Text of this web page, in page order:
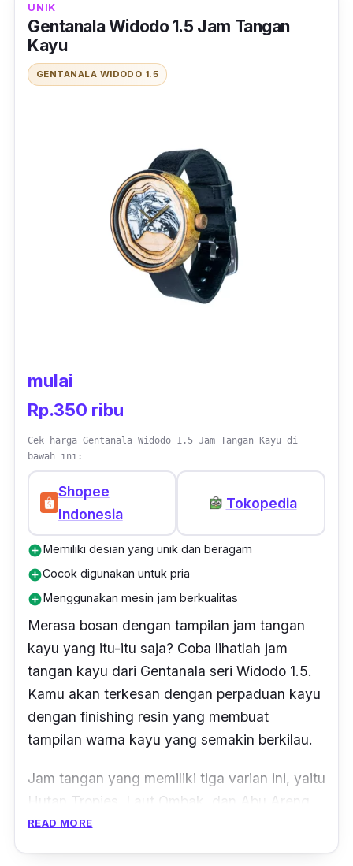
leather. Atau kamu adalah orang yang
periang, varian Tosca mix leather bisa jadi
pilihan yang tepat.
untuk pergelangan tangan wanita. Walaupun
untuk pria yang memiliki pergelangan kecil,
juga cocok menggunakan jam tangan kayu
UNIK
Gentanala Widodo 1.5 Jam Tangan
Kayu
GENTANALA WIDODO 1.5
mulai
Rp.350 ribu
Cek harga Gentanala Widodo 1.5 Jam Tangan Kayu di
bawah ini:
Shopee
Indonesia
Tokopedia
add_circleMemiliki desian yang unik dan beragam
add_circleCocok digunakan untuk pria
add_circleMenggunakan mesin jam berkualitas
Merasa bosan dengan tampilan jam tangan
kayu yang itu-itu saja? Coba lihatlah jam
tangan kayu dari Gentanala seri Widodo 1.5.
Kamu akan terkesan dengan perpaduan kayu
dengan finishing resin yang membuat
tampilan warna kayu yang semakin berkilau.
Jam tangan yang memiliki tiga varian ini, yaitu
Hutan Tropies, Laut Ombak, dan Abu Areng
dibedakan dengan tampilan gambar yang ada
READ MORE